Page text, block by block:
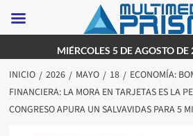
al
contenido
MIÉRCOLES 5 DE AGOSTO
INICIO 2026 MAYO 18
ECONOMÍA:
FINANCIERA: LA MORA EN TARJETAS ES LA
CONGRESO APURA UN SALVAVIDAS PARA 5